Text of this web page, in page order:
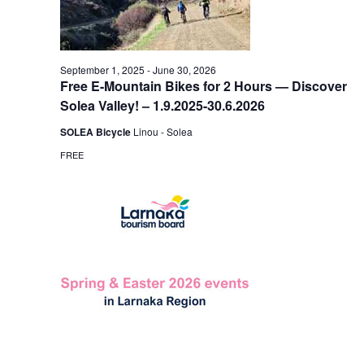
Free E-Mountain Bikes for 2 Hours — Discover
Solea Valley! – 1.9.2025-30.6.2026
September 1, 2025 -June 30, 2026
SOLEA Bicycle Linou - Solea
FREE